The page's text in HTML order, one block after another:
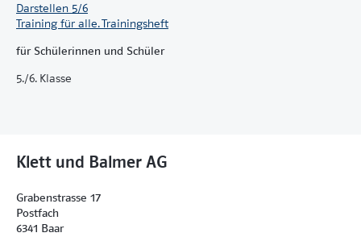
Darstellen 5/6
Training für alle. Trainingsheft
für Schülerinnen und Schüler
5./6. Klasse
Klett und Balmer AG
Grabenstrasse 17
Postfach
6341 Baar